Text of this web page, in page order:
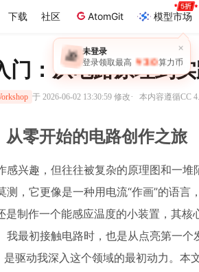
下载 社区 AtomGit 模型市场
×
🎁 未登录
登录领取最高 ￥30 算力币
门：从电路原理到
于 2026-06-02 13:30:59 修改· 本内容遵循CC
从零开始的电路创作之旅
感兴趣，但往往被复杂的原理图和一
测，它更像是一种用电流“作画”的语
是制作一个能感应温度的小装置，其
我最初接触电路时，也是从点亮第一个
是驱动我深入这个领域的最初动力。本